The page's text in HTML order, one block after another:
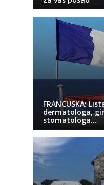
FRANCUSKA:
dermatologa,
stomatologa…